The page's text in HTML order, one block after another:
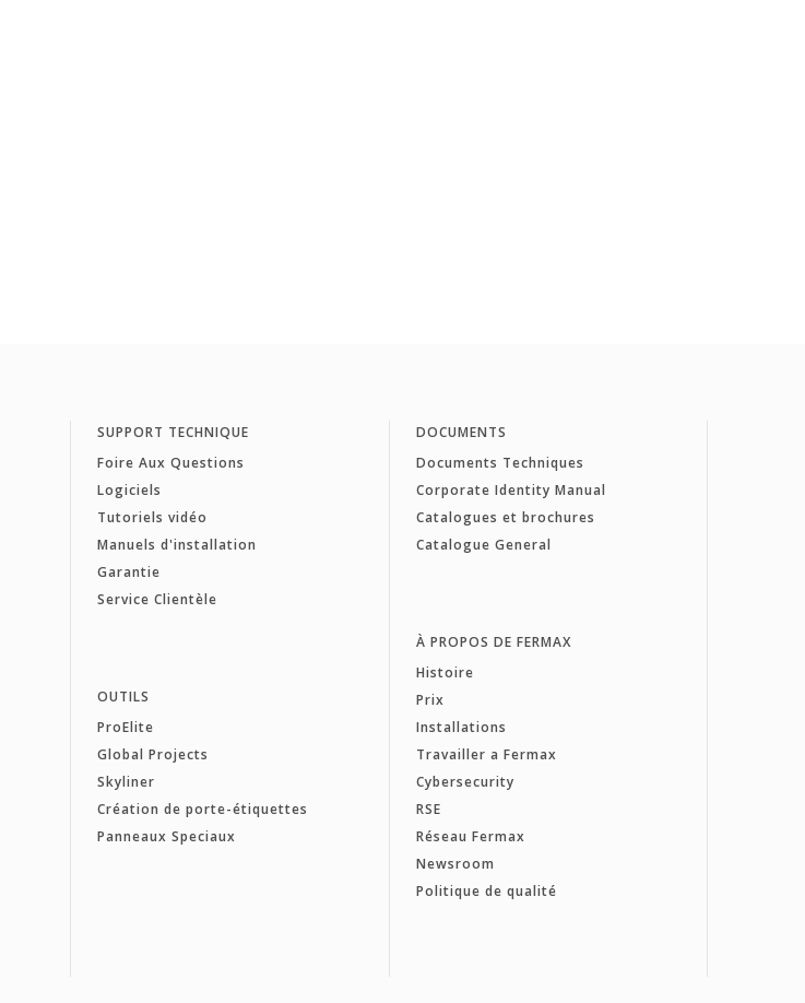
SUPPORT TECHNIQUE
Foire Aux Questions
Logiciels
Tutoriels vidéo
Manuels d'installation
Garantie
Service Clientèle
OUTILS
ProElite
Global Projects
Skyliner
Création de porte-étiquettes
Panneaux Speciaux
DOCUMENTS
Documents Techniques
Corporate Identity Manual
Catalogues et brochures
Catalogue General
À PROPOS DE FERMAX
Histoire
Prix
Installations
Travailler a Fermax
Cybersecurity
RSE
Réseau Fermax
Newsroom
Politique de qualité